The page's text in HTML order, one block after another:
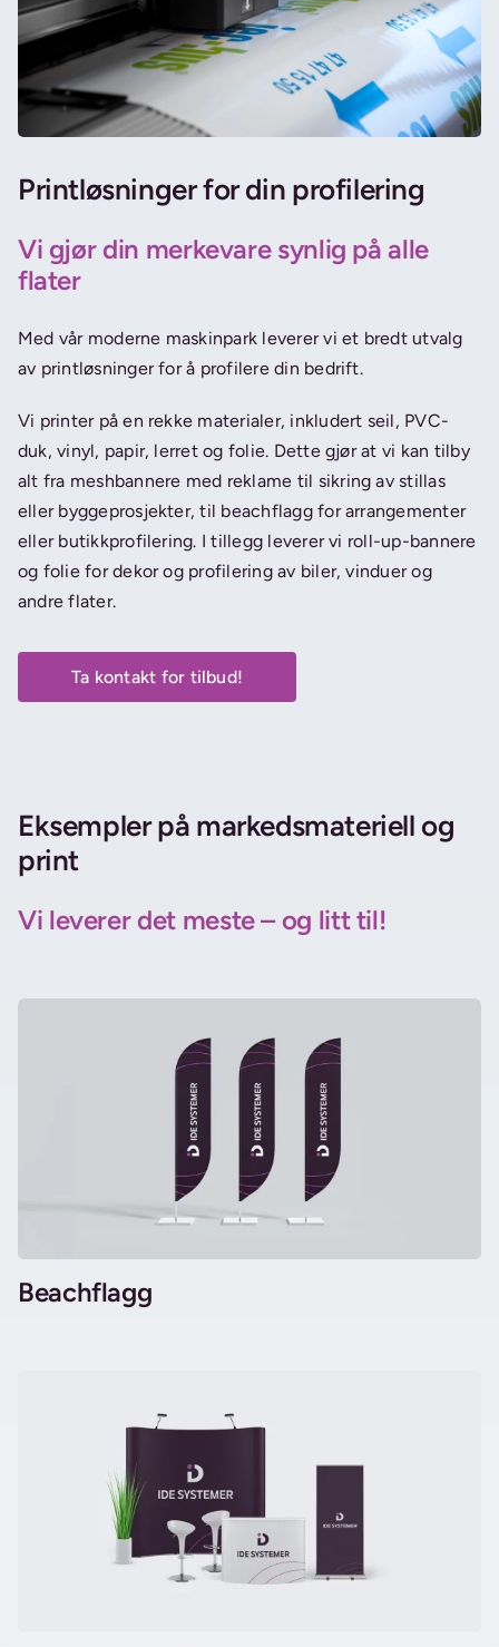
Printløsninger for din profilering
Vi gjør din merkevare synlig på alle
flater
Med vår moderne maskinpark leverer vi et bredt utvalg
av printløsninger for å profilere din bedrift.
Vi printer på en rekke materialer, inkludert seil, PVC-
duk, vinyl, papir, lerret og folie. Dette gjør at vi kan tilby
alt fra meshbannere med reklame til sikring av stillas
eller byggeprosjekter, til beachflagg for arrangementer
eller butikkprofilering. I tillegg leverer vi roll-up-bannere
og folie for dekor og profilering av biler, vinduer og
andre flater.
Ta kontakt for tilbud!
Eksempler på markedsmateriell og
print
Vi leverer det meste – og litt til!
Beachflagg